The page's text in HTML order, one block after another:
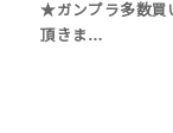
★ガンプラ多数買
頂きま…